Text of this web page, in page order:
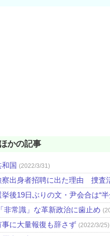
かの記事
和国 (2022/3/31)
察出身者招聘に出た理由 捜査
挙後19日ぶりの文・尹会合は“
非常識」な革新政治に歯止め
に大量報復も辞さず (2022/3/25)